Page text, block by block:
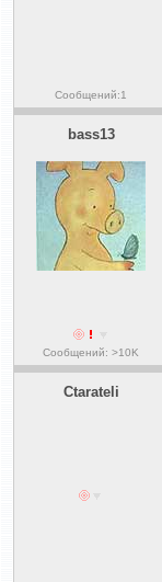
Сообщений:1
bass13
Сообщений: >10K
Ctarateli